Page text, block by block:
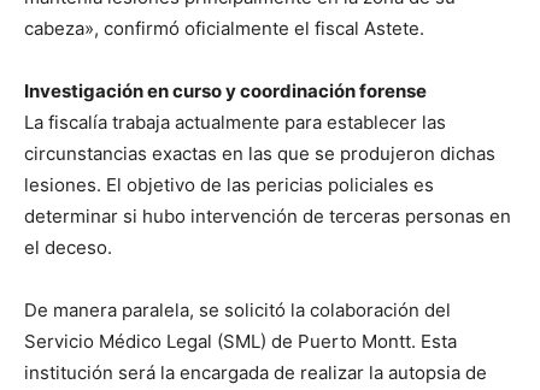
cabeza», confirmó oficialmente el fiscal Astete.
Investigación en curso y coordinación forense
La fiscalía trabaja actualmente para establecer las
circunstancias exactas en las que se produjeron dichas
lesiones. El objetivo de las pericias policiales es
determinar si hubo intervención de terceras personas en
el deceso.
De manera paralela, se solicitó la colaboración del
Servicio Médico Legal (SML) de Puerto Montt. Esta
institución será la encargada de realizar la autopsia de